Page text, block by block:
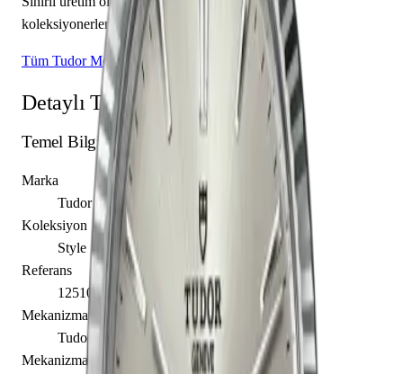
koleksiyonerlerin ilgisini çekmektedir.
Tüm Tudor Modelleri
Detaylı Teknik Özellikler
Temel Bilgiler
Marka
Tudor
Koleksiyon
Style
Referans
12510-0021
Mekanizma Adı
Tudor caliber T601
Mekanizma Açıklaması